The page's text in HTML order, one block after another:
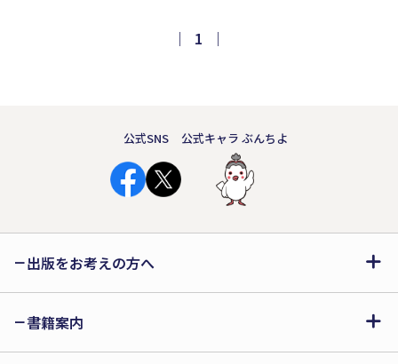
に鳴った「ドミソ」の和音が、「ド、
｜ 1 ｜
公式SNS 公式キャラ ぶんちよ
出版をお考えの方へ
書籍案内